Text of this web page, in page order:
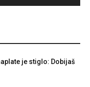
je stiglo: Dobijaš